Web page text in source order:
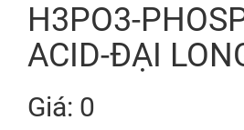
H3PO3-
ACID-ĐẠI
Giá: 0